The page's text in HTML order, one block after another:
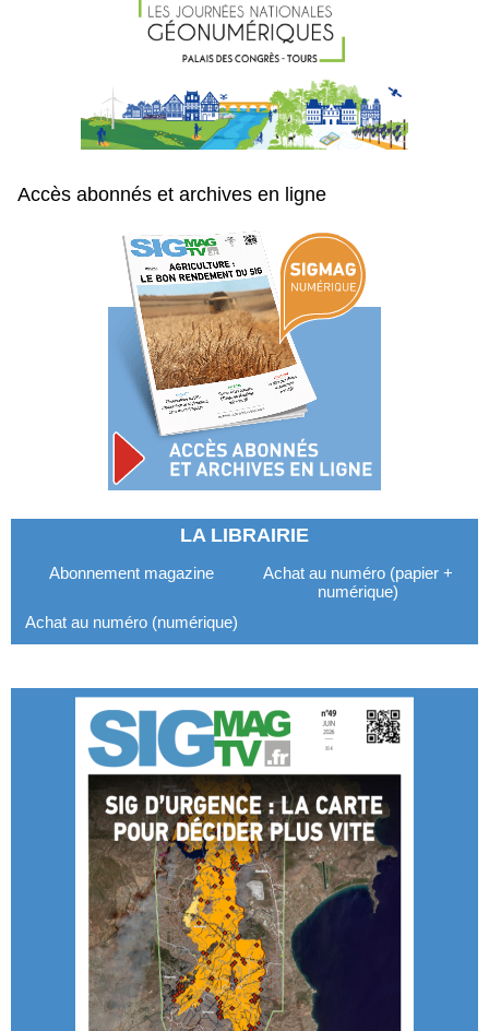
Accès abonnés et archives en ligne
LA LIBRAIRIE
Abonnement magazine
Achat au numéro (papier +
numérique)
Achat au numéro (numérique)